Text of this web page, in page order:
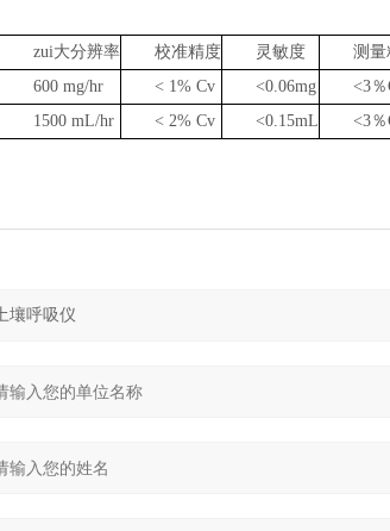
zui大分辨率 校准精度 灵敏度
测量
600 mg/hr < 1% Cv <0.06mg
<3
1500 mL/hr < 2% Cv <0.15mL <3